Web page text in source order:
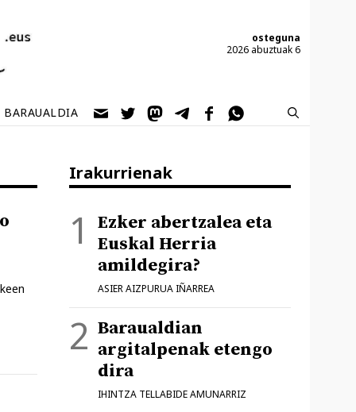
osteguna
2026 abuztuak 6
BARAUALDIA
Irakurrienak
Ezker abertzalea eta
Euskal Herria
amildegira?
ASIER AIZPURUA IÑARREA
Baraualdian
argitalpenak etengo
dira
IHINTZA TELLABIDE AMUNARRIZ